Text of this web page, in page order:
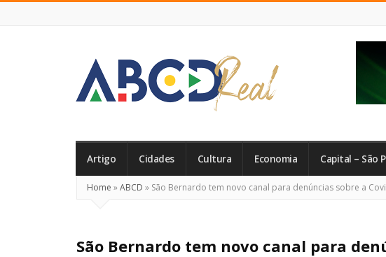
Real
Artigo Cidades Cultura Economia Capital – São
Home »ABCD » São Bernardo tem novo canal para denúncias sobre a
São Bernardo tem novo canal para